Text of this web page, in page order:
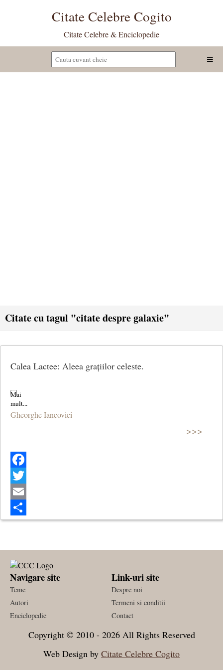
Citate Celebre Cogito
Citate Celebre & Enciclopedie
Citate cu tagul "citate despre galaxie"
Calea Lactee: Aleea grațiilor celeste.
Gheorghe Iancovici
>>>
Facebook
Twitter
Email
Share
Navigare site
Teme
Autori
Enciclopedie
Link-uri site
Despre noi
Termeni si conditii
Contact
Copyright © 2010 - 2026 All Rights Reserved
Web Design by Citate Celebre Cogito